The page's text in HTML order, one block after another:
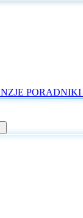
PORADNIKI